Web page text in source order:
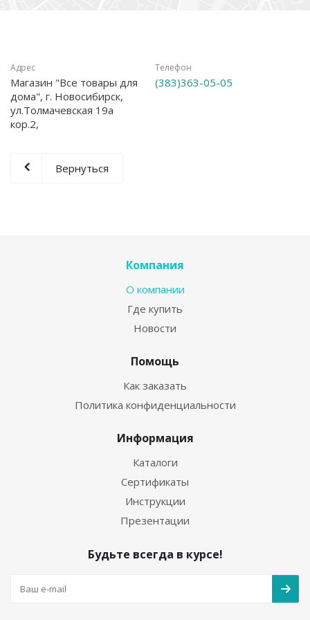
Адрес
Магазин "Все товары для
дома", г. Новосибирск,
ул.Толмачевская 19а
кор.2,
Телефон
(383)363-05-05
Вернуться
Компания
О компании
Где купить
Новости
Помощь
Как заказать
Политика конфиденциальности
Информация
Каталоги
Сертификаты
Инструкции
Презентации
Будьте всегда в курсе!